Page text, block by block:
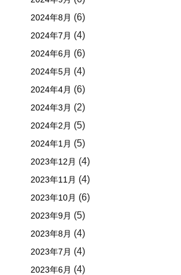
2024年8月 (6)
2024年7月 (4)
2024年6月 (6)
2024年5月 (4)
2024年4月 (6)
2024年3月 (2)
2024年2月 (5)
2024年1月 (5)
2023年12月 (4)
2023年11月 (4)
2023年10月 (6)
2023年9月 (5)
2023年8月 (4)
2023年7月 (4)
2023年6月 (4)